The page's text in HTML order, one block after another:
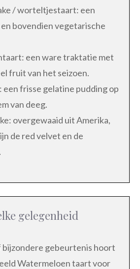
/ worteltjestaart: een
bovendien vegetarische
een ware traktatie met
fruit van het seizoen.
een frisse gelatine pudding op
van deeg.
overgewaaid uit Amerika,
de red velvet en de
gelegenheid
bijzondere gebeurtenis hoort
Watermeloen taart voor